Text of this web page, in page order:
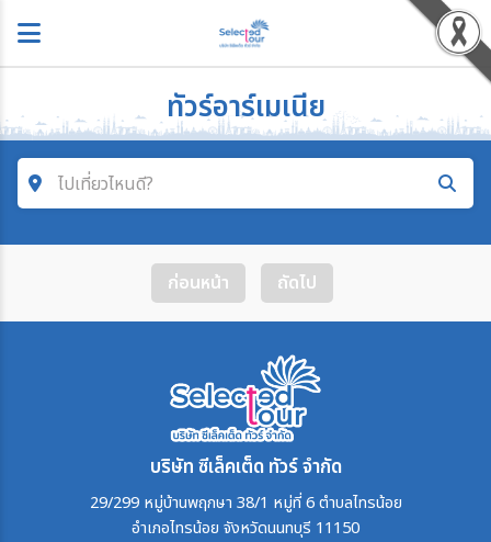
ทัวร์อาร์เมเนีย
ไปเที่ยวไหนดี?
ค้นหาโปรแกรมทัวร์
ก่อนหน้า ถัดไป
บริษัท ซีเล็คเต็ด ทัวร์ จำกัด
29/299 หมู่บ้านพฤกษา 38/1 หมู่ที่ 6 ตำบลไทรน้อย
อำเภอไทรน้อย จังหวัดนนทบุรี 11150